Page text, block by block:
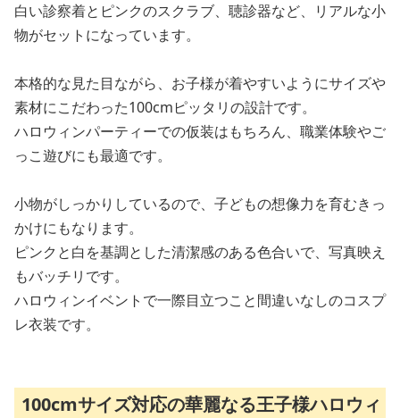
白い診察着とピンクのスクラブ、聴診器など、リアルな小
物がセットになっています。
本格的な見た目ながら、お子様が着やすいようにサイズや
素材にこだわった100cmピッタリの設計です。
ハロウィンパーティーでの仮装はもちろん、職業体験やご
っこ遊びにも最適です。
小物がしっかりしているので、子どもの想像力を育むきっ
かけにもなります。
ピンクと白を基調とした清潔感のある色合いで、写真映え
もバッチリです。
ハロウィンイベントで一際目立つこと間違いなしのコスプ
レ衣装です。
100cmサイズ対応の華麗なる王子様ハロウィ